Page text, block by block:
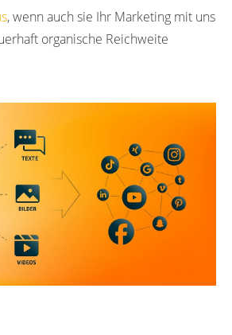
, wenn auch sie Ihr Marketing mit uns
organische Reichweite